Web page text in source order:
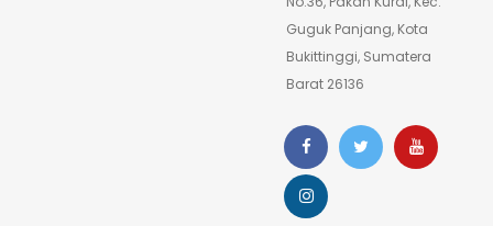
Guguk Panjang, Kota
Bukittinggi, Sumatera
Barat 26136